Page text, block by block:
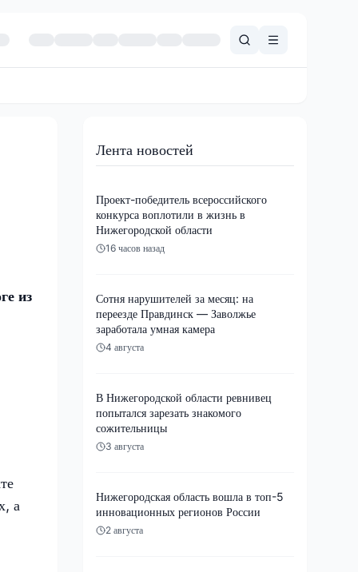
из
а
Лента новостей
Проект-победитель всероссийского
конкурса воплотили в жизнь в
Нижегородской области
16 часов назад
Сотня нарушителей за месяц: на
переезде Правдинск — Заволжье
заработала умная камера
4 августа
В Нижегородской области ревнивец
попытался зарезать знакомого
сожительницы
3 августа
Нижегородская область вошла в топ-5
инновационных регионов России
2 августа